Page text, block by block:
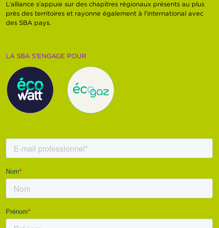
L’alliance s’appuie sur des chapitres régionaux présents au plus
près des territoires et rayonne également à l’international avec
des SBA pays.
LA SBA S’ENGAGE POUR